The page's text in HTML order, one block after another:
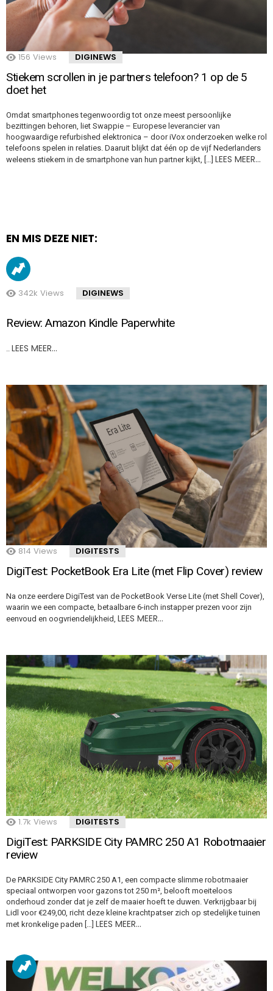
156 Views DIGINEWS
Stiekem scrollen in je partners telefoon? 1 op de 5
doet het
Omdat smartphones tegenwoordig tot onze meest persoonlijke
bezittingen behoren, liet Swappie – Europese leverancier van
hoogwaardige refurbished elektronica – door iVox onderzoeken welke rol
telefoons spelen in relaties. Daaruit blijkt dat één op de vijf Nederlanders
weleens stiekem in de smartphone van hun partner kijkt, […] LEES MEER…
EN MIS DEZE NIET:
342k Views DIGINEWS
Review: Amazon Kindle Paperwhite
LEES MEER…
814 Views DIGITESTS
DigiTest: PocketBook Era Lite (met Flip Cover) review
Na onze eerdere DigiTest van de PocketBook Verse Lite (met Shell Cover),
waarin we een compacte, betaalbare 6-inch instapper prezen voor zijn
eenvoud en oogvriendelijkheid, LEES MEER…
1.7k Views DIGITESTS
DigiTest: PARKSIDE City PAMRC 250 A1 Robotmaaier
review
De PARKSIDE City PAMRC 250 A1, een compacte slimme robotmaaier
speciaal ontworpen voor gazons tot 250 m², belooft moeiteloos
onderhoud zonder dat je zelf de maaier hoeft te duwen. Verkrijgbaar bij
Lidl voor €249,00, richt deze kleine krachtpatser zich op stedelijke tuinen
met kronkelige paden […] LEES MEER…